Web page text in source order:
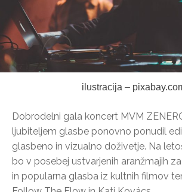
ilustracija –
Dobrodelni gala koncert MVM
ljubiteljem glasbe ponovno ponudil
glasbeno in vizualno doživetje. Na
bo v posebej ustvarjenih aranžmajih
in popularna glasba iz kultnih filmov